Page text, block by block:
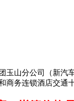
玉山分公司（新
商务连锁酒店交通